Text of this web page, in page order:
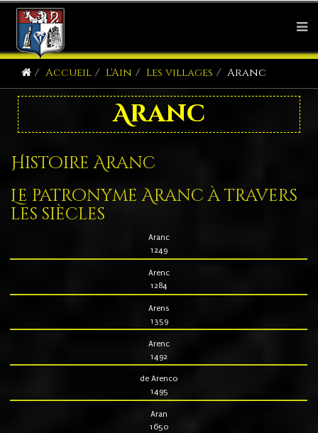
Accueil L'Ain Les villages Aranc
Aranc
Histoire Aranc
Le patronyme Aranc à travers
les siècles
Aranc
1249
Arenc
1284
Arens
1359
Arenc
1492
de Arenco
1495
Aran
1650